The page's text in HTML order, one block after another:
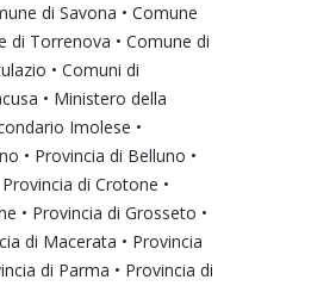
di Savona • Comune
di Torrenova • Comune di
• Comuni di
• Ministero della
Imolese •
• Provincia di Belluno •
di Crotone •
• Provincia di Grosseto •
di Macerata • Provincia
di Parma • Provincia di